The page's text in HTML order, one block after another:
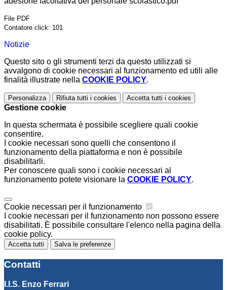
File PDF
Contatore click: 101
Notizie
Questo sito o gli strumenti terzi da questo utilizzati si
avvalgono di cookie necessari al funzionamento ed utili alle
finalità illustrate nella COOKIE POLICY.
Personalizza Rifiuta tutti i cookies Accetta tutti i cookies
Gestione cookie
In questa schermata è possibile scegliere quali cookie
consentire.
I cookie necessari sono quelli che consentono il
funzionamento della piattaforma e non è possibile
disabilitarli.
Per conoscere quali sono i cookie necessari al
funzionamento potete visionare la COOKIE POLICY.
Cookie necessari per il funzionamento
I cookie necessari per il funzionamento non possono essere
disabilitati. È possibile consultare l'elenco nella pagina della
cookie policy.
Accetta tutti Salva le preferenze
Contatti
I.I.S. Enzo Ferrari